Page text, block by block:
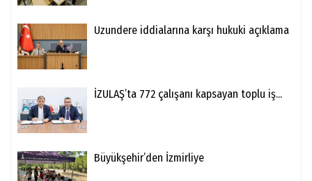
Uzundere iddialarına karşı hukuki açıklama
İZULAŞ’ta 772 çalışanı kapsayan toplu iş...
Büyükşehir’den İzmirliye